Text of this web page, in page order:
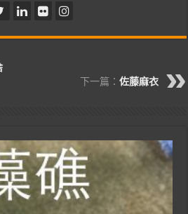
下一篇： 佐藤麻衣